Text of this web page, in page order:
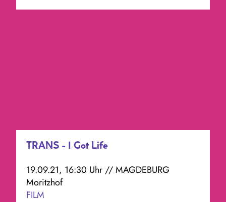
TRANS - I Got Life
19.09.21, 16:30 Uhr // MAGDEBURG
Moritzhof
FILM